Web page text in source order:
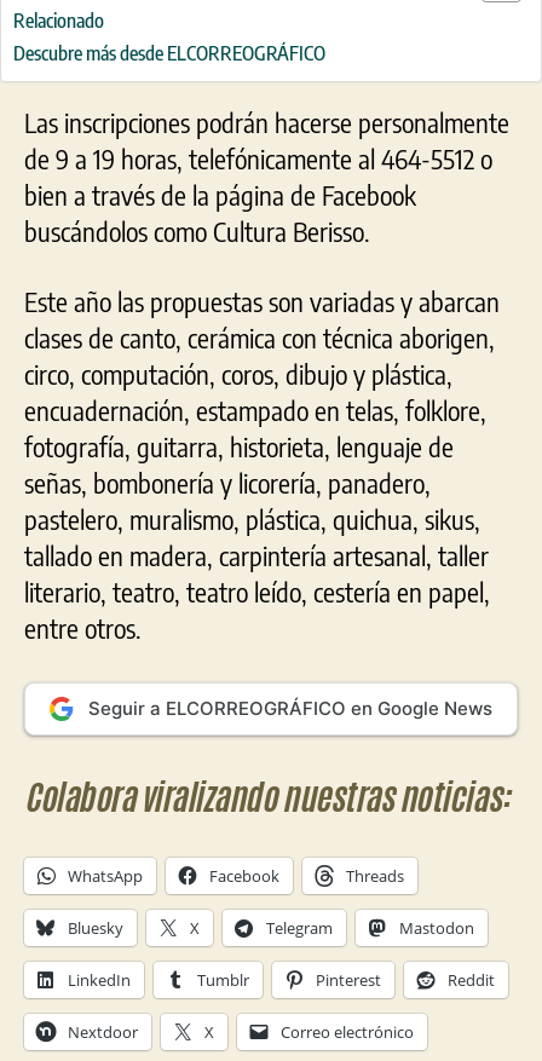
Relacionado
Descubre más desde ELCORREOGRÁFICO
Las inscripciones podrán hacerse personalmente
de 9 a 19 horas, telefónicamente al 464-5512 o
bien a través de la página de Facebook
buscándolos como Cultura Berisso.
Este año las propuestas son variadas y abarcan
clases de canto, cerámica con técnica aborigen,
circo, computación, coros, dibujo y plástica,
encuadernación, estampado en telas, folklore,
fotografía, guitarra, historieta, lenguaje de
señas, bombonería y licorería, panadero,
pastelero, muralismo, plástica, quichua, sikus,
tallado en madera, carpintería artesanal, taller
literario, teatro, teatro leído, cestería en papel,
entre otros.
Seguir a ELCORREOGRÁFICO en Google News
Colabora viralizando nuestras noticias:
WhatsApp Facebook Threads
Bluesky X Telegram Mastodon
LinkedIn Tumblr Pinterest Reddit
Nextdoor X Correo electrónico